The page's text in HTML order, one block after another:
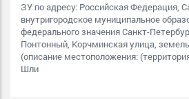
ЗУ по адресу: Российская Федерация,
внутригородское муниципальное
федерального значения Санкт-
Понтонный, Корчминская улица,
(описание местоположения:
Шли